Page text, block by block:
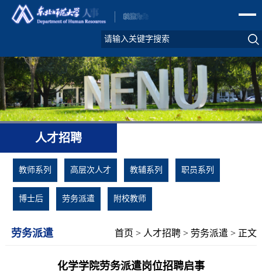
人才招聘
教师系列 高层次人才 教辅系列 职员系列
博士后 劳务派遣 附校教师
劳务派遣 首页 > 人才招聘 > 劳务派遣 > 正文
化学学院劳务派遣岗位招聘启事